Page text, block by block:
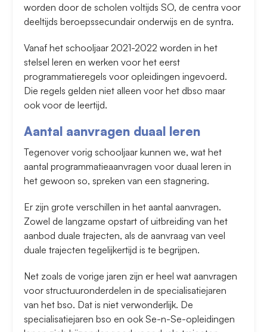
worden door de scholen voltijds SO, de centra voor
deeltijds beroepssecundair onderwijs en de syntra.
Vanaf het schooljaar 2021-2022 worden in het
stelsel leren en werken voor het eerst
programmatieregels voor opleidingen ingevoerd.
Die regels gelden niet alleen voor het dbso maar
ook voor de leertijd.
Aantal aanvragen duaal leren
Tegenover vorig schooljaar kunnen we, wat het
aantal programmatieaanvragen voor duaal leren in
het gewoon so, spreken van een stagnering.
Er zijn grote verschillen in het aantal aanvragen.
Zowel de langzame opstart of uitbreiding van het
aanbod duale trajecten, als de aanvraag van veel
duale trajecten tegelijkertijd is te begrijpen.
Net zoals de vorige jaren zijn er heel wat aanvragen
voor structuuronderdelen in de specialisatiejaren
van het bso. Dat is niet verwonderlijk. De
specialisatiejaren bso en ook Se-n-Se-opleidingen